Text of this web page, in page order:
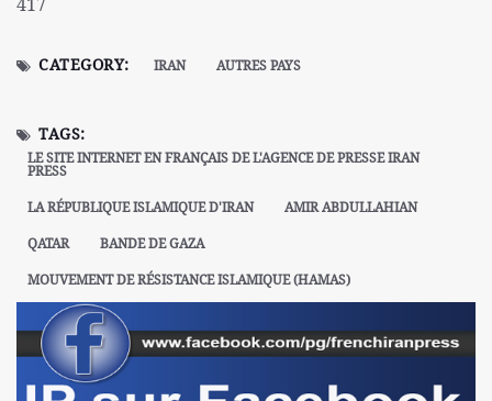
CATEGORY: IRAN AUTRES PAYS
TAGS:
LE SITE INTERNET EN FRANÇAIS DE L'AGENCE DE PRESSE IRAN
PRESS
LA RÉPUBLIQUE ISLAMIQUE D'IRAN
AMIR ABDULLAHIAN
QATAR
BANDE DE GAZA
MOUVEMENT DE RÉSISTANCE ISLAMIQUE (HAMAS)